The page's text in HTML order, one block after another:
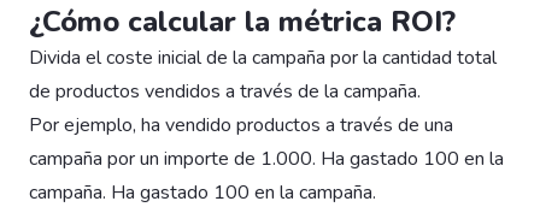
¿Cómo calcular la métrica ROI?
Divida el coste inicial de la campaña por la cantidad total
de productos vendidos a través de la campaña.
Por ejemplo, ha vendido productos a través de una
campaña por un importe de 1.000. Ha gastado 100 en la
campaña. Ha gastado 100 en la campaña.